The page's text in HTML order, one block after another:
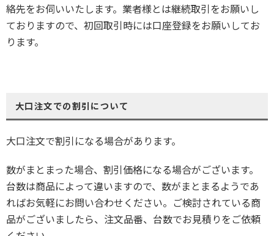
絡先をお伺いいたします。業者様とは継続取引をお願いし
ておりますので、初回取引時には口座登録をお願いしてお
ります。
大口注文での割引について
大口注文で割引になる場合があります。
数がまとまった場合、割引価格になる場合がございます。
台数は商品によって違いますので、数がまとまるようであ
ればお気軽にお問い合わせください。ご検討されている商
品がございましたら、注文品番、台数でお見積りをご依頼